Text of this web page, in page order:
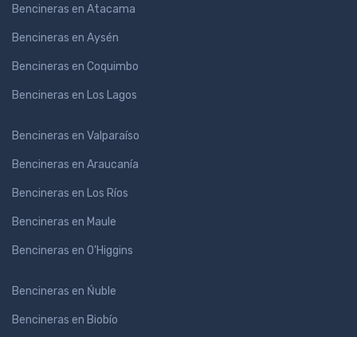
Bencineras en Atacama
Bencineras en Aysén
Bencineras en Coquimbo
Bencineras en Los Lagos
Bencineras en Valparaíso
Bencineras en Araucanía
Bencineras en Los Ríos
Bencineras en Maule
Bencineras en O'Higgins
Bencineras en Ńuble
Bencineras en Biobío